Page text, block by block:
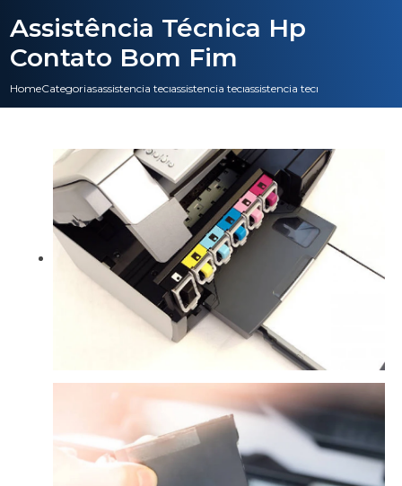
HomeCategoriasassistencia tecnicaassistencia tecnica epsonassistencia tecnica hp
Assistência Técnica Hp
Contato Bom Fim